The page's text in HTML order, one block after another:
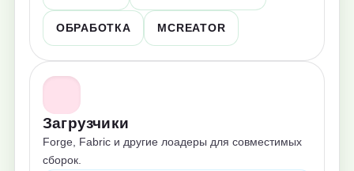
ОБРАБОТКА MCREATOR
Загрузчики
Forge, Fabric и другие лоадеры для совместимых
сборок.